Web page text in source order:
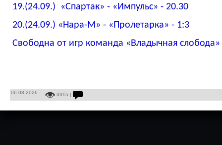
19.(24.09.) «Спартак» - «Импульс» - 20.30
20.(24.09.) «Нара-М» - «Пролетарка» - 1:3
Свободна от игр команда «Владычная слобода»
06.08.2026 3315 |